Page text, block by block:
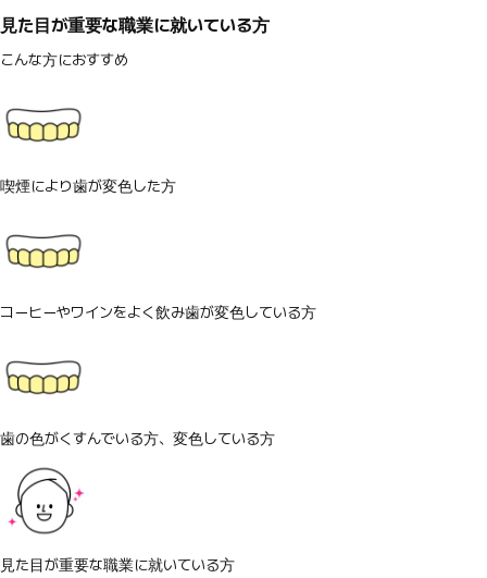
見た目が重要な職業に就いている方
こんな方におすすめ
喫煙により歯が変色した方
コーヒーやワインをよく飲み歯が変色している方
歯の色がくすんでいる方、変色している方
見た目が重要な職業に就いている方